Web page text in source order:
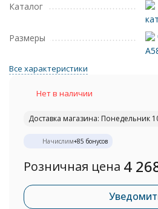
Каталог
Размеры
Все характеристики
Нет в наличии
Доставка магазина: Понедельник
Начислим+85 бонусов
Розничная цена 4